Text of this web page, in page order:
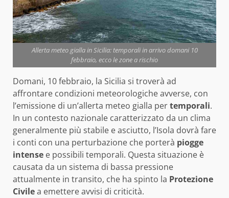
Allerta meteo gialla in Sicilia: temporali in arrivo domani 10
febbraio, ecco le zone a rischio
Domani, 10 febbraio, la Sicilia si troverà ad
affrontare condizioni meteorologiche avverse, con
l’emissione di un’allerta meteo gialla pertemporali.
In un contesto nazionale caratterizzato da un clima
generalmente più stabile e asciutto, l’Isola dovrà fare
i conti con una perturbazione che porterà piogge
intense e possibili temporali. Questa situazione è
causata da un sistema di bassa pressione
attualmente in transito, che ha spinto la Protezione
Civilea emettere avvisi di criticità.